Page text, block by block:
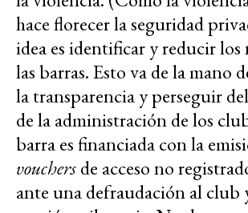
hace florecer la seguridad
idea es identificar y reducir los
las barras. Esto va de la mano
la transparencia y perseguir
de la administración de los
barra es financiada con la
vouchersde acceso no
ante una defraudación al club